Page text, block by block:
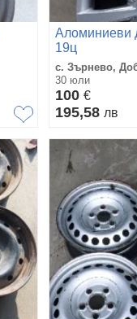
Аломиниеви
19ц
с. Зърнево,
30 юли
100 €
195,58 лв